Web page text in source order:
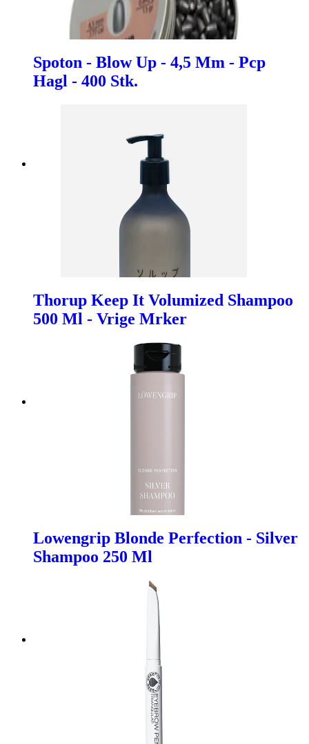
Spoton - Blow Up - 4,5 Mm - Pcp
Hagl - 400 Stk.
Thorup Keep It Volumized Shampoo
500 Ml - Vrige Mrker
Lowengrip Blonde Perfection - Silver
Shampoo 250 Ml